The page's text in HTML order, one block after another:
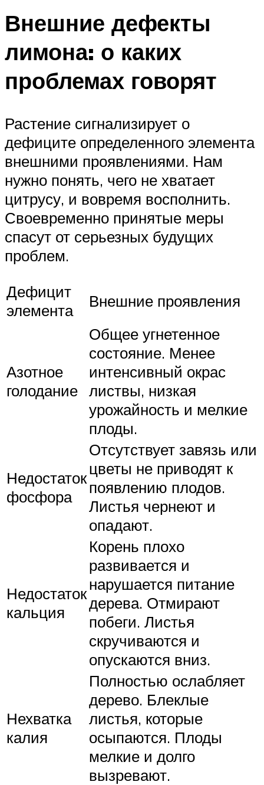
Внешние дефекты
лимона: о каких
проблемах говорят
Растение сигнализирует о
дефиците определенного элемента
внешними проявлениями. Нам
нужно понять, чего не хватает
цитрусу, и вовремя восполнить.
Своевременно принятые меры
спасут от серьезных будущих
проблем.
Дефицит
элемента
Внешние проявления
Азотное
голодание
Общее угнетенное
состояние. Менее
интенсивный окрас
листвы, низкая
урожайность и мелкие
плоды.
Недостаток
фосфора
Отсутствует завязь или
цветы не приводят к
появлению плодов.
Листья чернеют и
опадают.
Недостаток
кальция
Корень плохо
развивается и
нарушается питание
дерева. Отмирают
побеги. Листья
скручиваются и
опускаются вниз.
Нехватка
калия
Полностью ослабляет
дерево. Блеклые
листья, которые
осыпаются. Плоды
мелкие и долго
вызревают.